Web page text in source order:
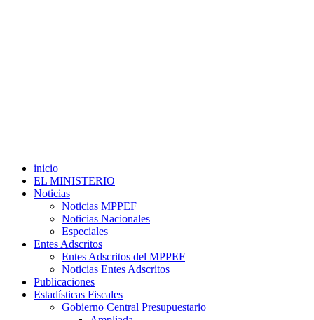
inicio
EL MINISTERIO
Noticias
Noticias MPPEF
Noticias Nacionales
Especiales
Entes Adscritos
Entes Adscritos del MPPEF
Noticias Entes Adscritos
Publicaciones
Estadísticas Fiscales
Gobierno Central Presupuestario